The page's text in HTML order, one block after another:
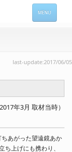
MENU
last-update:2017/06/05
年3月 取材当時）
あがった望遠鏡あか
上げにも携わり、